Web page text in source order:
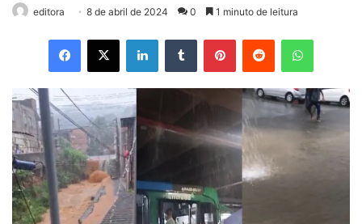
editora 8 de abril de 2024 0 1 minuto de leitura